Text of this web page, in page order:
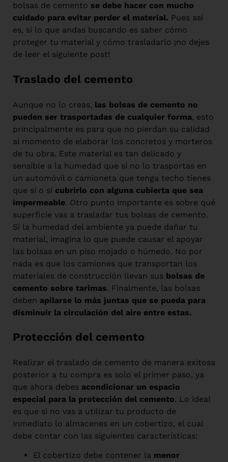
bolsas de cemento se debe hacer con mucho
cuidado para evitar perder el material. Pues así
es, si lo que andas buscando es saber cómo
proteger tu material y cómo trasladarlo ¡no dejes
de leer el siguiente post!
Traslado del cemento
Aunque no lo creas, las bolsas de cemento no
pueden ser trasportadas de cualquier forma, esto
principalmente es para que no pierdan su calidad
al momento de elaborar los concretos y morteros
de tu obra. Este material es tan delicado y
sensible a la humedad que si no lo trasportas en
un automóvil o camioneta que tenga techo tienes
que sí o sí cubrirlo con alguna cubierta que sea
impermeable. Otro punto importante es sobre qué
superficie vas a trasladar tus bolsas de cemento.
Si la humedad del ambiente ya puede dañar tu
material, imagina lo que puede causar el apoyar
las bolsas en un piso mojado o húmedo. No por
nada es que los camiones que transportan los
materiales de construcción llevan sus bolsas de
cemento sobre tarimas. Finalmente, las bolsas
deben apilarse lo más juntas que se pueda para
disminuir la circulación del aire entre estas.
Protección del cemento
Realizar el traslado de cemento de manera exitosa
posterior a tu compra es solo el primer paso, ya
que ahora debes acondicionar un espacio
especial para la protección del cemento. Lo ideal
es que si no vas a utilizar tu producto de
inmediato lo almacenes en un cobertizo, el cual
debe contar con las siguientes características:
El cobertizo debe contener la menor